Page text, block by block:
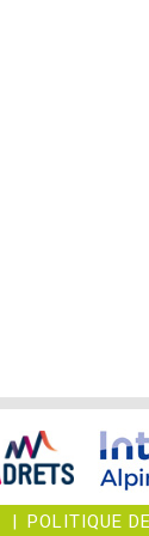
| POLITIQUE